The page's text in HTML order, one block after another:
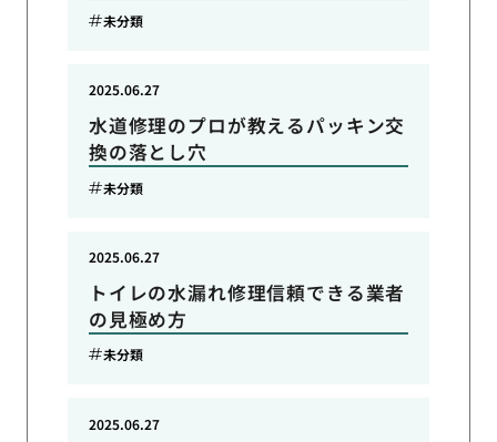
未分類
水道修理のプロが教えるパッキン交
換の落とし穴
2025.06.27
未分類
トイレの水漏れ修理信頼できる業者
の見極め方
2025.06.27
未分類
2025.06.27